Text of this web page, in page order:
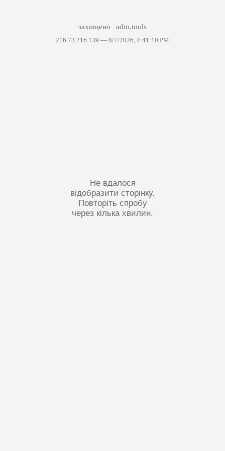
захищено adm.tools
216.73.216.139 — 8/7/2026, 4:41:10 PM
Не вдалося
відобразити сторінку.
Повторіть спробу
через кілька хвилин.